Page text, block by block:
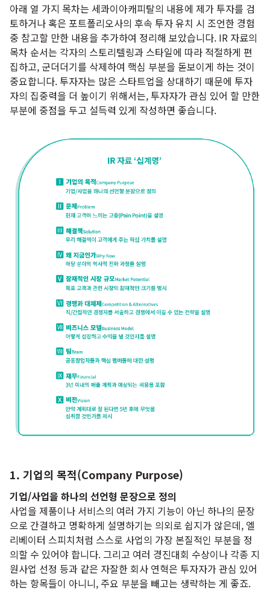
아래 열 가지 목차는 세콰이아캐피탈의 내용에 제가 투자를 검
토하거나 혹은 포트폴리오사의 후속 투자 유치 시 조언한 경험
중 참고할 만한 내용을 추가하여 정리해 보았습니다. IR 자료의
목차 순서는 각자의 스토리텔링과 스타일에 따라 적절하게 편
집하고, 군더더기를 삭제하여 핵심 부분을 돋보이게 하는 것이
중요합니다. 투자자는 많은 스타트업을 상대하기 때문에 투자
자의 집중력을 더 높이기 위해서는, 투자자가 관심 있어 할 만한
부분에 중점을 두고 설득력 있게 작성하면 좋습니다.
1. 기업의 목적(Company Purpose)
기업/사업을 하나의 선언형 문장으로 정의
사업을 제품이나 서비스의 여러 가지 기능이 아닌 하나의 문장
으로 간결하고 명확하게 설명하기는 의외로 쉽지가 않은데, 엘
리베이터 스피치처럼 스스로 사업의 가장 본질적인 부분을 정
의할 수 있어야 합니다. 그리고 여러 경진대회 수상이나 각종 지
원사업 선정 등과 같은 자잘한 회사 연혁은 투자자가 관심 있어
하는 항목들이 아니니, 주요 부분을 빼고는 생략하는 게 좋죠.